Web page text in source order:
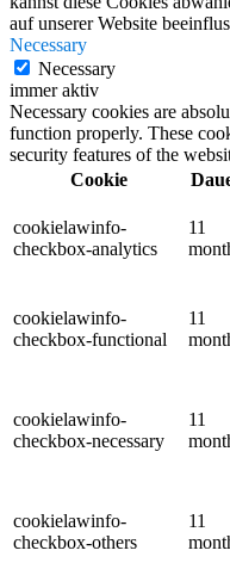
auf unserer Website
Necessary
Necessary
immer aktiv
Necessary cookies are
function properly. These
security features of the
Cookie
cookielawinfo-
checkbox-analytics
11
cookielawinfo-
checkbox-functional
11
cookielawinfo-
checkbox-necessary
11
cookielawinfo-
checkbox-others
11